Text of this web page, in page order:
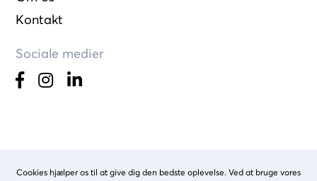
Kontakt
Sociale medier
Cookies hjælper os til at give dig den bedste oplevelse. Ved at bruge vores